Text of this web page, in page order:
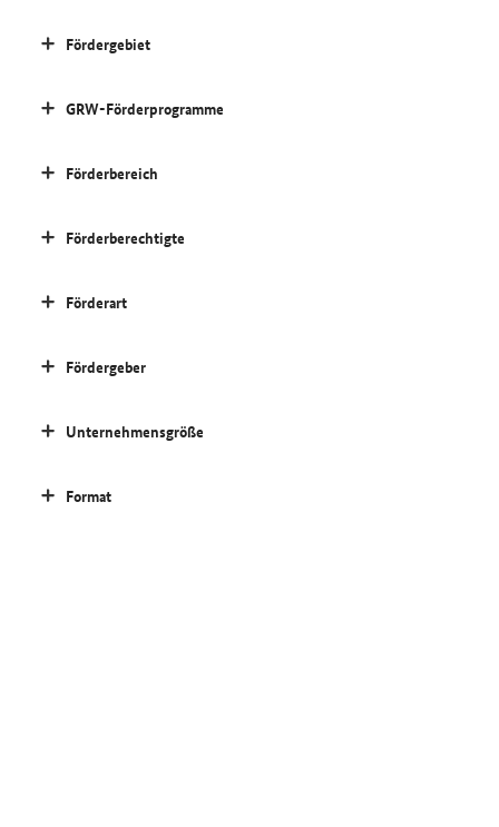
Fördergebiet
GRW-Förderprogramme
Förderbereich
Förderberechtigte
Förderart
Fördergeber
Unternehmensgröße
Format